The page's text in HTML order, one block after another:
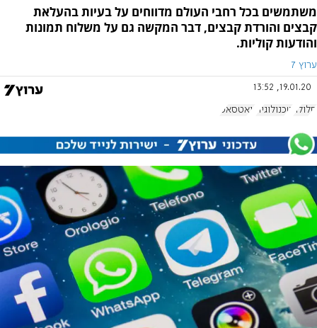
משתמשים בכל רחבי העולם מדווחים על בעיות בהעלאת
קבצים והורדת קבצים, דבר המקשה גם על משלוח תמונות
והודעות קוליות.
ערוץ 7
19.01.20, 13:52
סלולר טכנולוגיה וואטסאפ